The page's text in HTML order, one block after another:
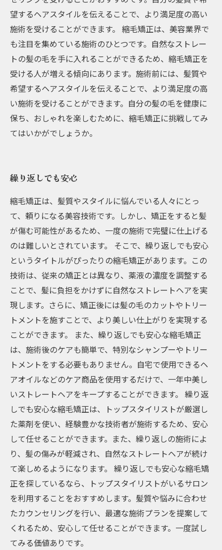
望するヘアスタイルを伝えることで、より満足度の高い
施術を受けることができます。 縮毛矯正は、美容業界で
も注目を集めている施術のひとつです。自然なストレー
トの髪の毛を手に入れることができるため、縮毛矯正を
受ける人が増える傾向にあります。施術前には、髪質や
希望するヘアスタイルを伝えることで、より満足度の高
い施術を受けることができます。自分の髪の毛を健康に
保ち、おしゃれを楽しむために、縮毛矯正に挑戦してみ
てはいかがでしょうか。
繰り返しでも安心
縮毛矯正は、髪質やスタイルに悩んでいる人々にとっ
て、頼りになる美容技術です。しかし、矯正をすると髪
が傷む可能性があるため、一度の施術で完璧に仕上げる
のは難しいとされています。 そこで、繰り返しでも安心
というタイトルがぴったりの縮毛矯正があります。この
技術は、従来の矯正とは異なり、薬液の濃度を調整する
ことで、髪に負担をかけずに自然なストレートヘアを実
現します。さらに、矯正後には髪の毛のカットやトリー
トメントを施すことで、より美しい仕上がりを実現する
ことができます。 また、繰り返しでも安心な縮毛矯正
は、施術後のケアも簡単で、特別なシャンプーやトリー
トメントをする必要もありません。自宅で使用できるヘ
アオイルなどのケア商品を使用するだけで、一年中美し
いストレートヘアをキープすることができます。 繰り返
しでも安心な縮毛矯正は、トップスタイリストが厳選し
た薬剤を使い、経験豊かな技術者が施術するため、安心
して任せることができます。また、繰り返しの施術によ
り、髪の傷みが軽減され、自然なストレートヘアが続け
て楽しめるようになります。 繰り返しでも安心な縮毛矯
正を探しているなら、トップスタイリストがいるサロン
を利用することをおすすめします。髪質や悩みに合わせ
たカウンセリングを行い、最適な施術プランを提案して
くれるため、安心して任せることができます。一度試し
てみる価値ありです。